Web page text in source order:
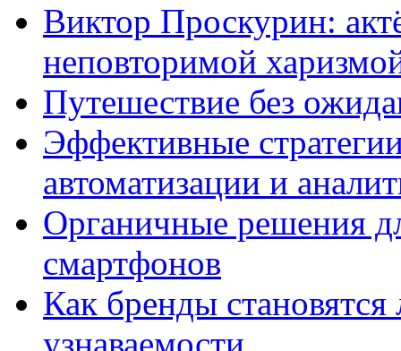
Виктор Проскурин:
неповторимой
Путешествие без
Эффективные
автоматизации и
Органичные решения
смартфонов
Как бренды
узнаваемости